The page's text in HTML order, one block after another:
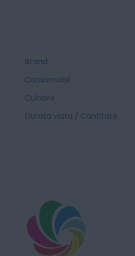
Brand
Consumabil
Culoare
Durata viata / Cantitate